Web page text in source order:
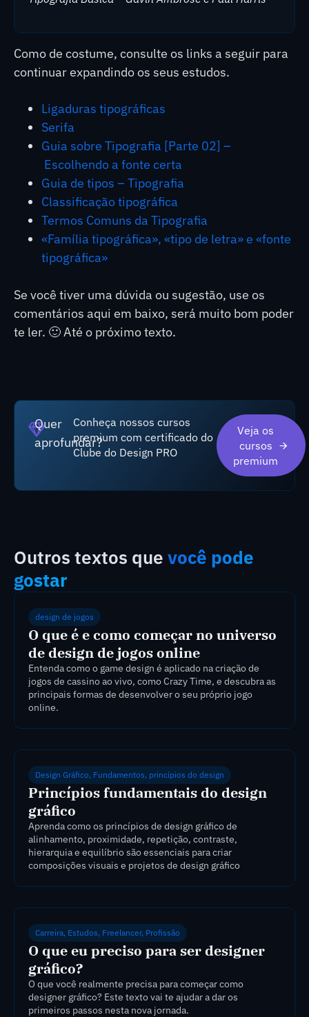
Quer
aprofundar?
Conheça nossos cursos
premium com certificado do
Clube do Design PRO
Veja os
cursos
premium
Como de costume, consulte os links a seguir para
continuar expandindo os seus estudos.
Ligaduras tipográficas
Serifa
Guia sobre Tipografia [Parte 02] –
Escolhendo a fonte certa
Guia de tipos – Tipografia
Classificação tipográfica
Termos Comuns da Tipografia
«Família tipográfica», «tipo de letra» e «fonte
tipográfica»
Se você tiver uma dúvida ou sugestão, use os
comentários aqui em baixo, será muito bom poder
te ler. 🙂 Até o próximo texto.
Outros textos que você pode
gostar
design de jogos
O que é e como começar no universo
de design de jogos online
Entenda como o game design é aplicado na criação de
jogos de cassino ao vivo, como Crazy Time, e descubra as
principais formas de desenvolver o seu próprio jogo
online.
Design Gráfico, Fundamentos, princípios do design
Princípios fundamentais do design
gráfico
Aprenda como os princípios de design gráfico de
alinhamento, proximidade, repetição, contraste,
hierarquia e equilíbrio são essenciais para criar
composições visuais e projetos de design gráfico
Carreira, Estudos, Freelancer, Profissão
O que eu preciso para ser designer
gráfico?
O que você realmente precisa para começar como
designer gráfico? Este texto vai te ajudar a dar os
primeiros passos nesta nova jornada.